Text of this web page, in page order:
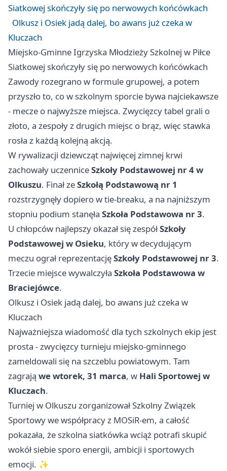
Siatkowej skończyły się po nerwowych końcówkach
Olkusz i Osiek jadą dalej, bo awans już czeka w
Kluczach
Miejsko-Gminne Igrzyska Młodzieży Szkolnej w Piłce
Siatkowej skończyły się po nerwowych końcówkach
Zawody rozegrano w formule grupowej, a potem
przyszło to, co w szkolnym sporcie bywa najciekawsze
- mecze o najwyższe miejsca. Zwycięzcy tabel grali o
złoto, a zespoły z drugich miejsc o brąz, więc stawka
rosła z każdą kolejną akcją.
W rywalizacji dziewcząt najwięcej zimnej krwi
zachowały uczenniceSzkoły Podstawowej nr 4 w
Olkuszu. Finał zeSzkołą Podstawową nr 1
rozstrzygnęły dopiero w tie-breaku, a na najniższym
stopniu podium stanęła Szkoła Podstawowa nr 3.
U chłopców najlepszy okazał się zespółSzkoły
Podstawowej w Osieku, który w decydującym
meczu ograł reprezentacjęSzkoły Podstawowej nr 3.
Trzecie miejsce wywalczyła Szkoła Podstawowa w
Braciejówce.
Olkusz i Osiek jadą dalej, bo awans już czeka w
Kluczach
Najważniejsza wiadomość dla tych szkolnych ekip jest
prosta - zwycięzcy turnieju miejsko-gminnego
zameldowali się na szczeblu powiatowym. Tam
zagrają we wtorek, 31 marca, w Hali Sportowej w
Kluczach.
Turniej w Olkuszu zorganizował Szkolny Związek
Sportowy we współpracy z MOSiR-em, a całość
pokazała, że szkolna siatkówka wciąż potrafi skupić
wokół siebie sporo energii, ambicji i sportowych
emocji. ✨